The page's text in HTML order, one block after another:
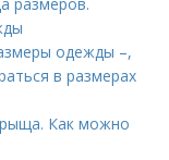
размеров.
одежды –,
в размерах
Как можно